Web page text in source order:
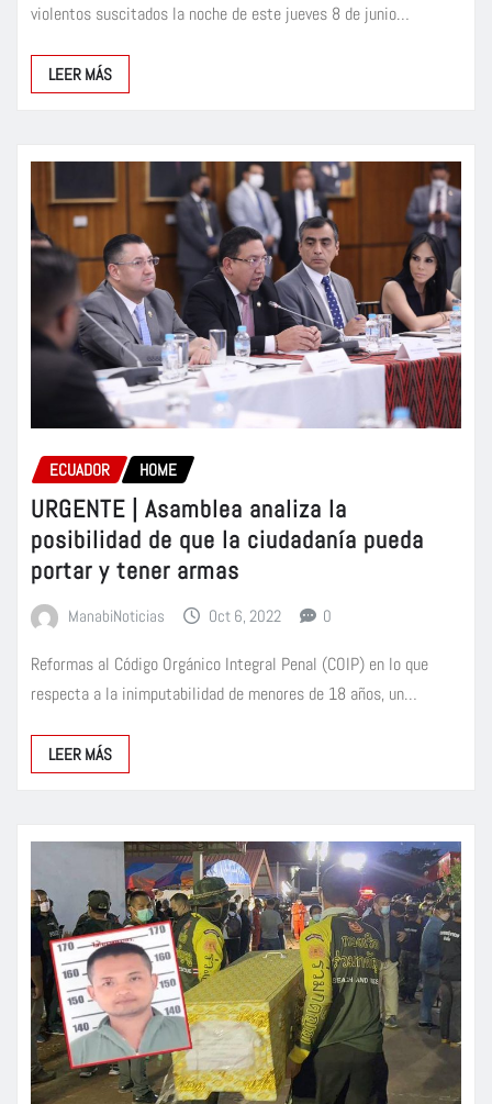
violentos suscitados la noche de este jueves 8 de junio…
LEER MÁS
ECUADOR HOME
URGENTE | Asamblea analiza la
posibilidad de que la ciudadanía pueda
portar y tener armas
ManabiNoticias Oct 6, 2022 0
Reformas al Código Orgánico Integral Penal (COIP) en lo que
respecta a la inimputabilidad de menores de 18 años, un…
LEER MÁS